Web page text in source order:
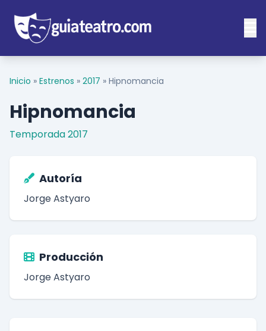
Inicio » Estrenos » 2017 » Hipnomancia
Hipnomancia
Temporada 2017
Autoría
Jorge Astyaro
Producción
Jorge Astyaro